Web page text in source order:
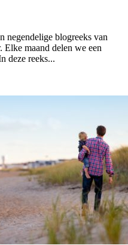
negendelige blogreeks van
Elke maand delen we een
deze reeks...